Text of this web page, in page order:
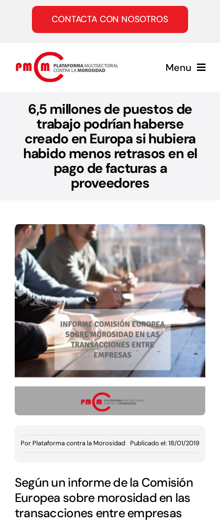
contenido
CONTACTA CON NOSOTROS
Menu
Inicio
Quiénes somos
Servicios
Documentación
Agenda
Prensa
Blog
6,5 millones de puestos de
trabajo podrían haberse
creado en Europa si hubiera
habido menos retrasos en el
pago de facturas a
proveedores
Por Plataforma contra la Morosidad Publicado el: 18/01/2019
Según un informe de la Comisión
Europea sobre morosidad en las
transacciones entre empresas